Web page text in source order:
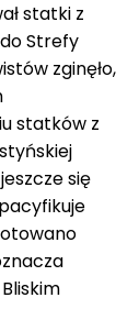
statki z
Strefy
zginęło,
statków z
się